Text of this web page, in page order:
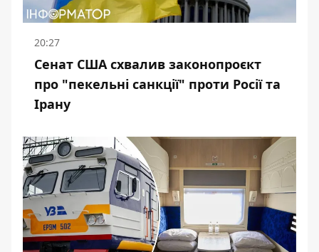
20:27
Сенат США схвалив законопроєкт
про "пекельні санкції" проти Росії та
Ірану